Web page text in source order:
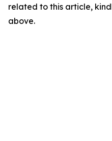
related to this article,
above.